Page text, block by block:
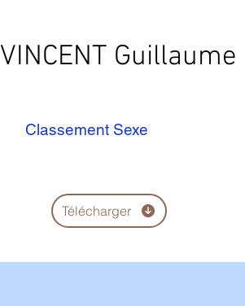
VINCENT Guillaume
Classement Sexe
Télécharger